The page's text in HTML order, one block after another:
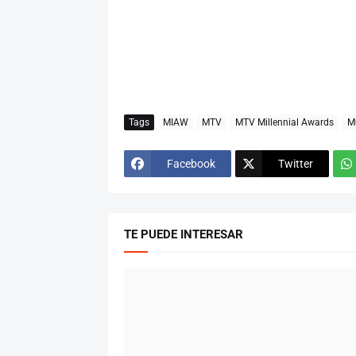
Tags MIAW MTV MTV Millennial Awards
Facebook Twitter
TE PUEDE INTERESAR